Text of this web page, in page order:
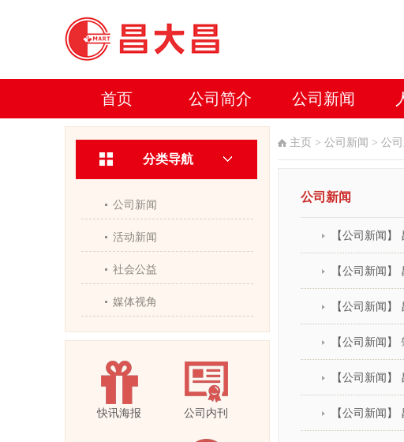
首页 公司简介 公司新闻
分类导航
公司新闻
活动新闻
社会公益
媒体视角
快讯海报 公司内刊
主页 > 公司新闻 > 公
公司新闻
【公司新闻
【公司新闻
【公司新闻
【公司新闻
【公司新闻
【公司新闻